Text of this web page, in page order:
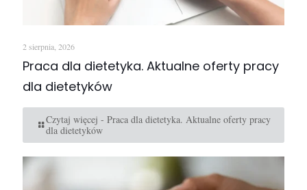
2 sierpnia, 2026
Praca dla dietetyka. Aktualne oferty pracy
dla dietetyków
Czytaj więcej - Praca dla dietetyka. Aktualne oferty pracy
dla dietetyków